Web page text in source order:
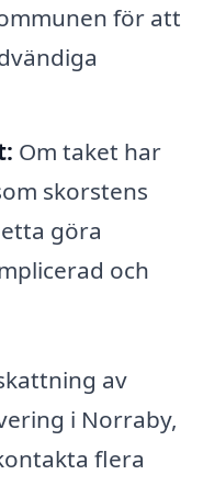
för att
Om taket har
skorstens
göra
och
av
i Norraby,
flera